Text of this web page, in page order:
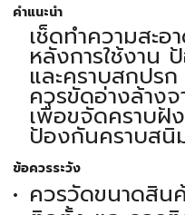
คำแนะนำ
เช็ดทำความสะ
หลังการใช้งาน
และคราบสกปรก
ควรขัดอ่างล้าง
เพื่อขจัดคราบฝั
ป้องกันคราบสนิ
ข้อควรระวัง
ควรวัดขนาดสิน